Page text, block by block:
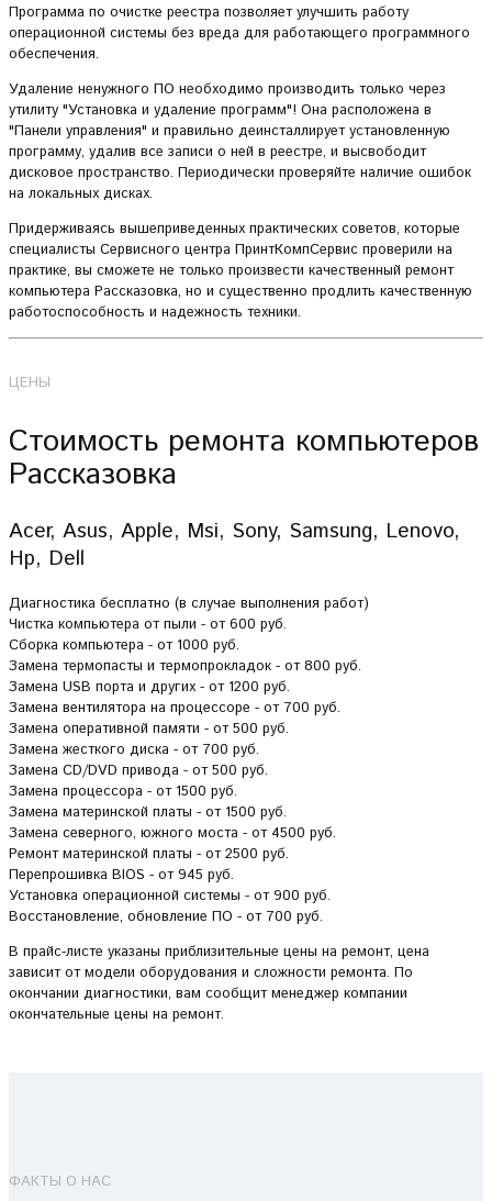
Программа по очистке реестра позволяет улучшить работу
операционной системы без вреда для работающего программного
обеспечения.
Удаление ненужного ПО необходимо производить только через
утилиту "Установка и удаление программ"! Она расположена в
"Панели управления" и правильно деинсталлирует установленную
программу, удалив все записи о ней в реестре, и высвободит
дисковое пространство. Периодически проверяйте наличие ошибок
на локальных дисках.
Придерживаясь вышеприведенных практических советов, которые
специалисты Сервисного центра ПринтКомпСервис проверили на
практике, вы сможете не только произвести качественный ремонт
компьютера Рассказовка, но и существенно продлить качественную
работоспособность и надежность техники.
ЦЕНЫ
Стоимость ремонта компьютеров
Рассказовка
Acer, Asus, Apple, Msi, Sony, Samsung, Lenovo,
Hp, Dell
Диагностика бесплатно (в случае выполнения работ)
Чистка компьютера от пыли - от 600 руб.
Сборка компьютера - от 1000 руб.
Замена термопасты и термопрокладок - от 800 руб.
Замена USB порта и других - от 1200 руб.
Замена вентилятора на процессоре - от 700 руб.
Замена оперативной памяти - от 500 руб.
Замена жесткого диска - от 700 руб.
Замена CD/DVD привода - от 500 руб.
Замена процессора - от 1500 руб.
Замена материнской платы - от 1500 руб.
Замена северного, южного моста - от 4500 руб.
Ремонт материнской платы - от 2500 руб.
Перепрошивка BIOS - от 945 руб.
Установка операционной системы - от 900 руб.
Восстановление, обновление ПО - от 700 руб.
В прайс-листе указаны приблизительные цены на ремонт, цена
зависит от модели оборудования и сложности ремонта. По
окончании диагностики, вам сообщит менеджер компании
окончательные цены на ремонт.
ФАКТЫ О НАС